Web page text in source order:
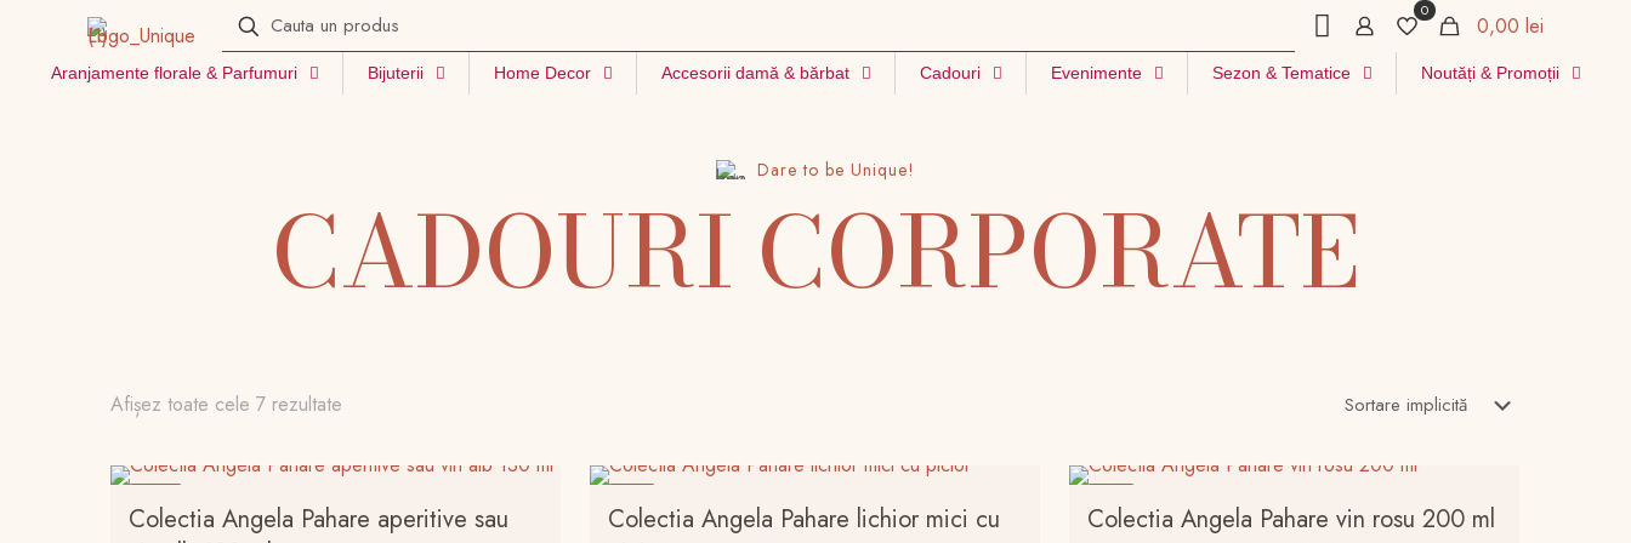
0
0,00 lei
Aranjamente florale & Parfumuri Bijuterii Home Decor Accesorii damă & bărbat Cadouri Evenimente Sezon & Tematice Noutăți & Promoții
Dare to be Unique!
CADOURI CORPORATE
Afișez toate cele 7 rezultate
Colectia Angela Pahare aperitive sau
Colectia Angela Pahare lichior mici cu
Colectia Angela Pahare vin rosu 200 ml